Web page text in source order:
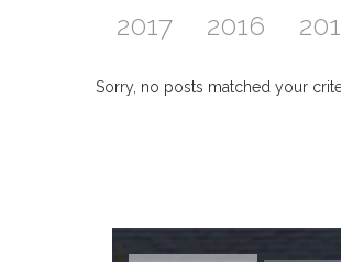
2017 2016
Sorry, no posts matched your